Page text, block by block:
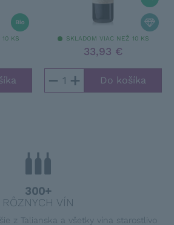
KS SKLADOM VIAC NEŽ 10 KS
33,93 €
− +
300+
RÔZNYCH VÍN
z Talianska a všetky vína starostlivo